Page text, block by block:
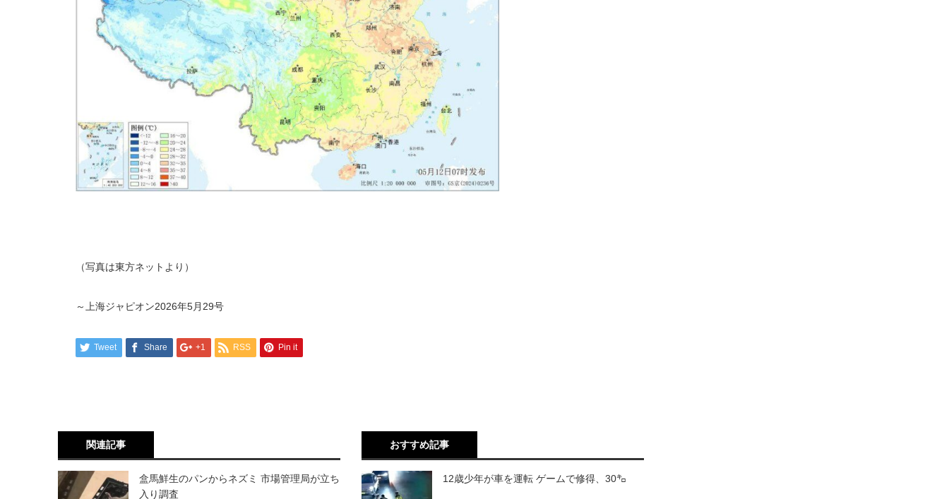
（写真は東方ネットより）
～上海ジャピオン2026年5月 29号
Tweet Share +1 RSS Pin it
関連記事
盒馬鮮生のパンからネズミ 市場管理局が立ち
入り調査
おすすめ記事
12歳少年が車を運転 ゲームで修得、30㌔